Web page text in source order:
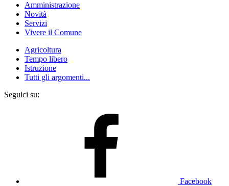
Amministrazione
Novità
Servizi
Vivere il Comune
Agricoltura
Tempo libero
Istruzione
Tutti gli argomenti...
Seguici su:
Facebook